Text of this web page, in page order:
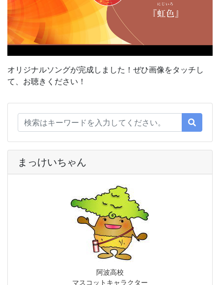
オリジナルソングが完成しました！ぜひ画像をタッチし
て、お聴きください！
まっけいちゃん
阿波高校
マスコットキャラクター